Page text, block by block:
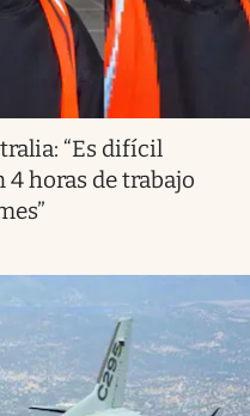
“Es difícil
4 horas de trabajo